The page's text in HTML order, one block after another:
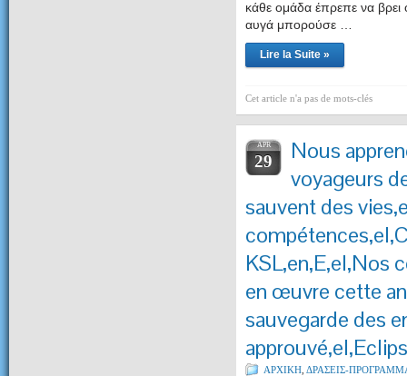
κάθε ομάδα έπρεπε να
αυγά μπορούσε …
Lire la Suite »
Cet article n'a pas de mots-clés
APR
29
Nous
voyageurs
sauvent des
KSL,en,E,el,Nos
en œuvre cette
sauvegarde des
ΑΡΧΙΚΗ ΔΡΑΣΕΙΣ-